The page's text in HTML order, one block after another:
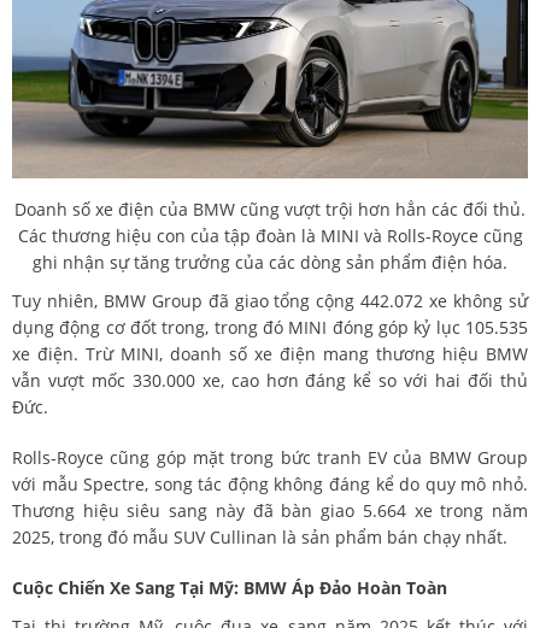
Doanh số xe điện của BMW cũng vượt trội hơn hẳn các đối thủ.
Các thương hiệu con của tập đoàn là MINI và Rolls-Royce cũng
ghi nhận sự tăng trưởng của các dòng sản phẩm điện hóa.
Tuy nhiên, BMW Group đã giao tổng cộng 442.072 xe không sử
dụng động cơ đốt trong, trong đó MINI đóng góp kỷ lục 105.535
xe điện. Trừ MINI, doanh số xe điện mang thương hiệu BMW
vẫn vượt mốc 330.000 xe, cao hơn đáng kể so với hai đối thủ
Đức.
Rolls-Royce cũng góp mặt trong bức tranh EV của BMW Group
với mẫu Spectre, song tác động không đáng kể do quy mô nhỏ.
Thương hiệu siêu sang này đã bàn giao 5.664 xe trong năm
2025, trong đó mẫu SUV Cullinan là sản phẩm bán chạy nhất.
Cuộc Chiến Xe Sang Tại Mỹ: BMW Áp Đảo Hoàn Toàn